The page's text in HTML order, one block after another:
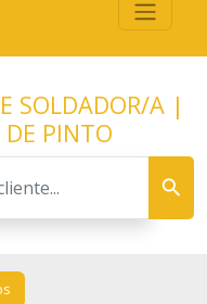
SOLDADOR/A |
PINTO